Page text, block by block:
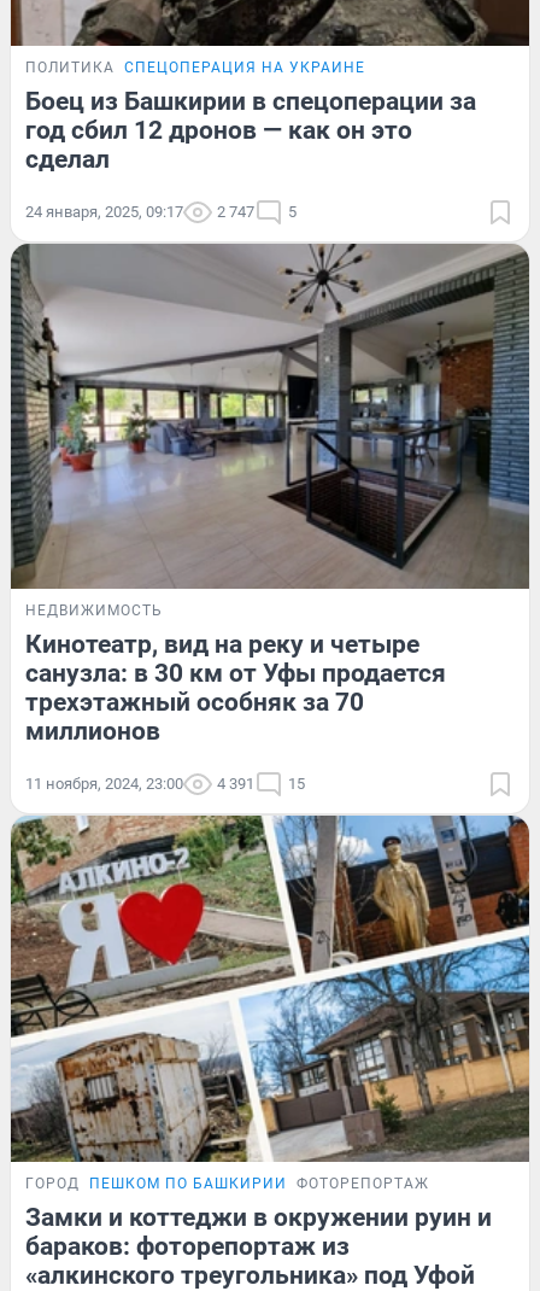
ПОЛИТИКА СПЕЦОПЕРАЦИЯ НА УКРАИНЕ
Боец из Башкирии в спецоперации за
год сбил 12 дронов — как он это
сделал
24 января, 2025, 09:17 2 747 5
НЕДВИЖИМОСТЬ
Кинотеатр, вид на реку и четыре
санузла: в 30 км от Уфы продается
трехэтажный особняк за 70
миллионов
11 ноября, 2024, 23:00 4 391 15
ГОРОД ПЕШКОМ ПО БАШКИРИИ ФОТОРЕПОРТАЖ
Замки и коттеджи в окружении руин и
бараков: фоторепортаж из
«алкинского треугольника» под Уфой